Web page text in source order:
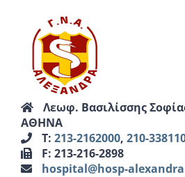
περιεχόμενο
Λεωφ. Βασιλίσσης
ΑΘΗΝΑ
Τ: 213-2162000, 210-
F: 213-216-2898
hospital@hosp-